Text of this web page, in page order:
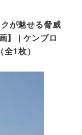
が魅せる脅威
】 | ケンブロ
1枚）